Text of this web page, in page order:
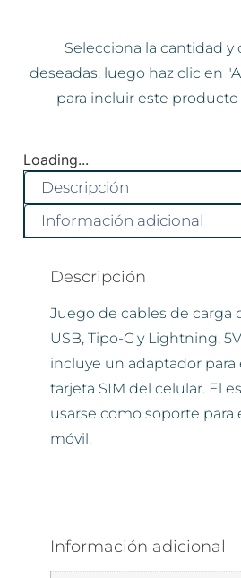
Selecciona la cantidad y
deseadas, luego haz clic en
para incluir este
Loading...
Descripción
Información adicional
Descripción
Juego de cables de carga
USB, Tipo-C y Lightning,
incluye un adaptador para
tarjeta SIM del celular. El
usarse como soporte para
móvil.
Información adicional